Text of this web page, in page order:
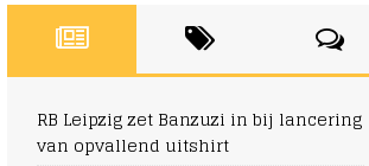
RB Leipzig zet Banzuzi in bij lancering
van opvallend uitshirt